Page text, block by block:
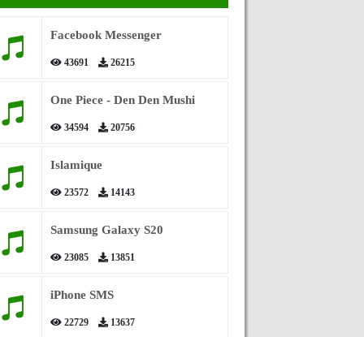
Facebook Messenger
43691 26215
One Piece - Den Den Mushi
34594 20756
Islamique
23572 14143
Samsung Galaxy S20
23085 13851
iPhone SMS
22729 13637